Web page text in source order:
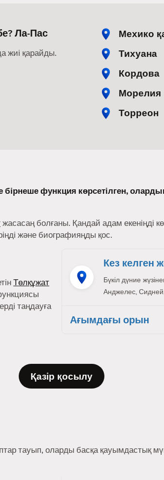
Ла-Пас
жиі қарайды.
Мехико
Тихуана
Кордова
Морелия
Торреон
функция көрсетілген,
жасасаң болғаны. Қандай адам екеніңді
және биографияңды қос.
Төлқұжат
таңдауға
Кез келген
Бүкіл дүние
Анджелес, Сидней,
Ағымдағы орын
Қазір қосылу
тауып, оларды басқа қауымдастық